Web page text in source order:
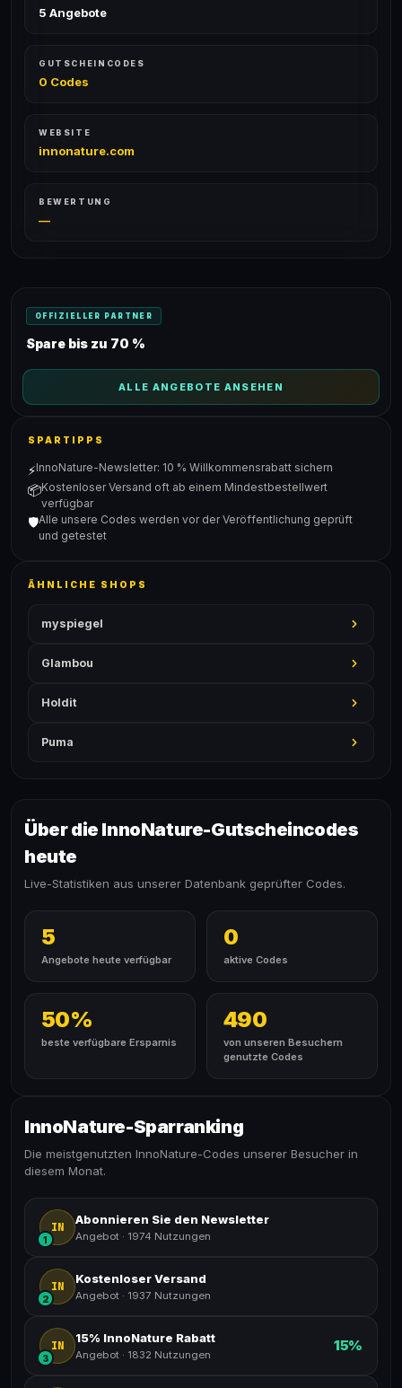
5 Angebote
GUTSCHEINCODES
0 Codes
WEBSITE
innonature.com
BEWERTUNG
—
OFFIZIELLER PARTNER
Spare bis zu 70 %
ALLE ANGEBOTE ANSEHEN
SPARTIPPS
⚡InnoNature-Newsletter: 10 % Willkommensrabatt sichern
📦Kostenloser Versand oft ab einem Mindestbestellwert
verfügbar
🛡️Alle unsere Codes werden vor der Veröffentlichung geprüft
und getestet
ÄHNLICHE SHOPS
myspiegel
Glambou
Holdit
Puma
Über die InnoNature-Gutscheincodes
heute
Live-Statistiken aus unserer Datenbank geprüfter Codes.
5
Angebote heute verfügbar
0
aktive Codes
50%
beste verfügbare Ersparnis
490
von unseren Besuchern
genutzte Codes
InnoNature-Sparranking
Die meistgenutzten InnoNature-Codes unserer Besucher in
diesem Monat.
IN
1
Abonnieren Sie den Newsletter
Angebot · 1974 Nutzungen
IN
2
Kostenloser Versand
Angebot · 1937 Nutzungen
IN
3
15% InnoNature Rabatt
Angebot · 1832 Nutzungen
15%